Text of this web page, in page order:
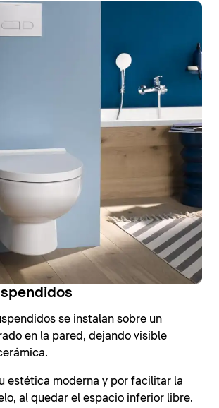
se instalan sobre un
en la pared, dejando visible
estética moderna y por facilitar la
al quedar el espacio inferior libre.